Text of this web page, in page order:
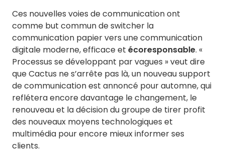
Ces nouvelles voies de communication ont
comme but commun de switcher la
communication papier vers une communication
digitale moderne, efficace et écoresponsable. «
Processus se développant par vagues » veut dire
que Cactus ne s’arrête pas là, un nouveau support
de communication est annoncé pour automne, qui
reflétera encore davantage le changement, le
renouveau et la décision du groupe de tirer profit
des nouveaux moyens technologiques et
multimédia pour encore mieux informer ses
clients.